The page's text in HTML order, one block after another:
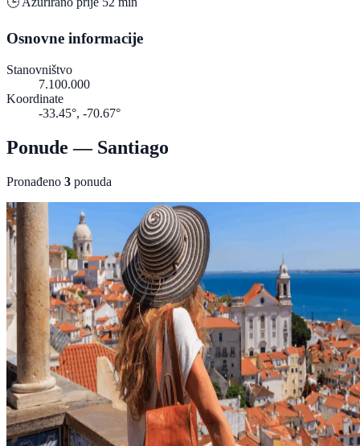
Osnovne informacije
Stanovništvo
7.100.000
Koordinate
-33.45°, -70.67°
Ponude — Santiago
Pronađeno 3 ponuda